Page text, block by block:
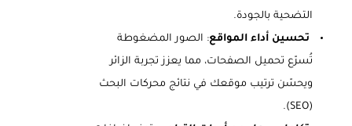
التضحية بالجودة.
تحسين أداء المواقع: الصور المضغوطة
تُسرّع تحميل الصفحات، مما يعزز تجربة الزائر
ويحسّن ترتيب موقعك في نتائج محركات البحث
(SEO).